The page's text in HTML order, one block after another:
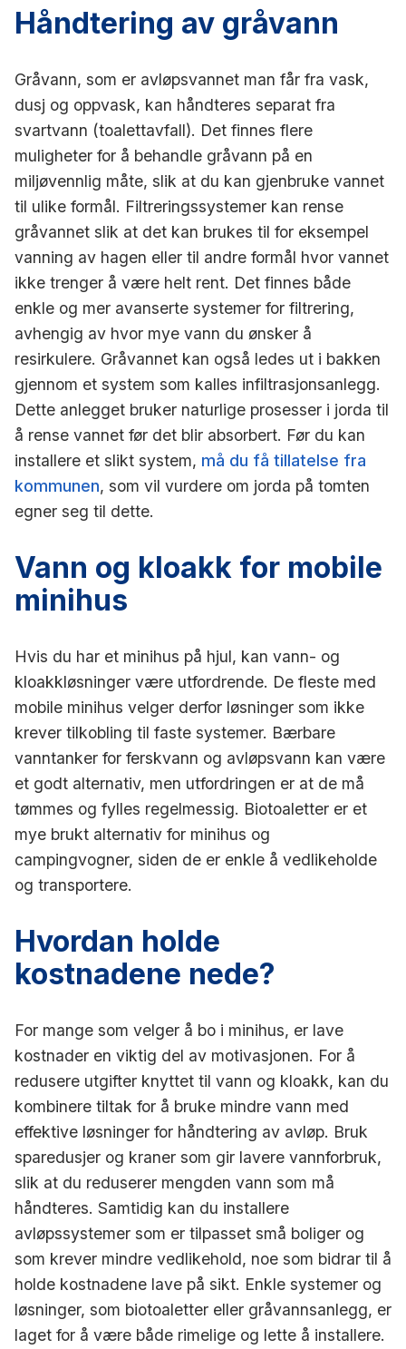
Håndtering av gråvann
Gråvann, som er avløpsvannet man får fra vask,
dusj og oppvask, kan håndteres separat fra
svartvann (toalettavfall). Det finnes flere
muligheter for å behandle gråvann på en
miljøvennlig måte, slik at du kan gjenbruke vannet
til ulike formål. Filtreringssystemer kan rense
gråvannet slik at det kan brukes til for eksempel
vanning av hagen eller til andre formål hvor vannet
ikke trenger å være helt rent. Det finnes både
enkle og mer avanserte systemer for filtrering,
avhengig av hvor mye vann du ønsker å
resirkulere. Gråvannet kan også ledes ut i bakken
gjennom et system som kalles infiltrasjonsanlegg.
Dette anlegget bruker naturlige prosesser i jorda til
å rense vannet før det blir absorbert. Før du kan
installere et slikt system, må du få tillatelse fra
kommunen, som vil vurdere om jorda på tomten
egner seg til dette.
Vann og kloakk for mobile
minihus
Hvis du har et minihus på hjul, kan vann- og
kloakkløsninger være utfordrende. De fleste med
mobile minihus velger derfor løsninger som ikke
krever tilkobling til faste systemer. Bærbare
vanntanker for ferskvann og avløpsvann kan være
et godt alternativ, men utfordringen er at de må
tømmes og fylles regelmessig. Biotoaletter er et
mye brukt alternativ for minihus og
campingvogner, siden de er enkle å vedlikeholde
og transportere.
Hvordan holde
kostnadene nede?
For mange som velger å bo i minihus, er lave
kostnader en viktig del av motivasjonen. For å
redusere utgifter knyttet til vann og kloakk, kan du
kombinere tiltak for å bruke mindre vann med
effektive løsninger for håndtering av avløp. Bruk
sparedusjer og kraner som gir lavere vannforbruk,
slik at du reduserer mengden vann som må
håndteres. Samtidig kan du installere
avløpssystemer som er tilpasset små boliger og
som krever mindre vedlikehold, noe som bidrar til å
holde kostnadene lave på sikt. Enkle systemer og
løsninger, som biotoaletter eller gråvannsanlegg, er
laget for å være både rimelige og lette å installere.